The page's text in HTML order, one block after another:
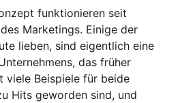
funktionieren seit
Marketings. Einige der
lieben, sind eigentlich eine
das früher
viele Beispiele für beide
Hits geworden sind, und